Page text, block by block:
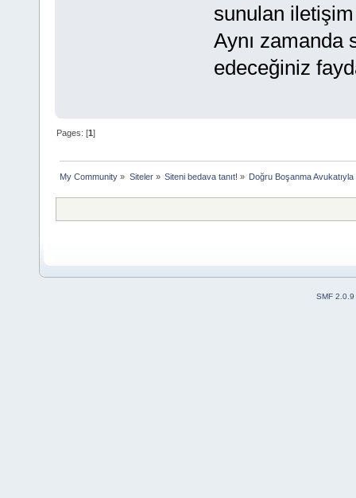
sunulan iletişim
Aynı zamanda
edeceğiniz
Pages: [1]
My Community » Siteler» Siteni bedava tanıt! » Doğru Boşanma Avukatıyla
SMF 2.0.9